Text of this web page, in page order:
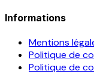
Informations
Mentions
Politique de
Politique de